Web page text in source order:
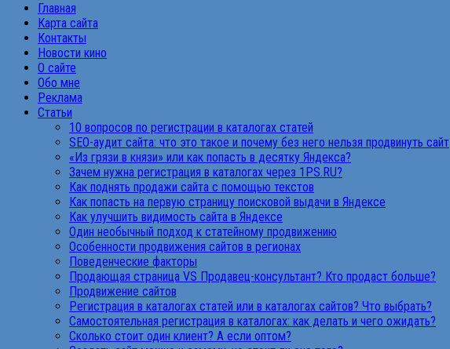
Главная
Карта сайта
Контакты
Новости кино
О сайте
Обо мне
Реклама
Статьи
10 вопросов по регистрации в каталогах статей
SEO-аудит сайта: что это такое и почему без него нельзя продвинуть сайт
«Из грязи в князи» или как попасть в десятку Яндекса?
Зачем нужна регистрация в каталогах через 1PS.RU?
Как поднять продажи сайта с помощью текстов
Как попасть на первую страницу поисковой выдачи в Яндексе
Как улучшить видимость сайта в Яндексе
Один необычный подход к статейному продвижению
Особенности продвижения сайтов в регионах
Поведенческие факторы
Продающая страница VS Продавец-консультант? Кто продаст больше?
Продвижение сайтов
Регистрация в каталогах статей или в каталогах сайтов? Что выбрать?
Самостоятельная регистрация в каталогах: как делать и чего ожидать?
Сколько стоит один клиент? А если оптом?